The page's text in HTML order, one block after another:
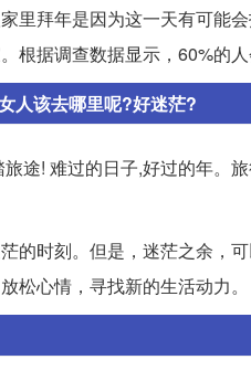
里拜年是因为这一天有可能
根据调查数据显示，60%的人
人该去哪里呢?好迷茫?
途! 难过的日子,好过的年。
的时刻。但是，迷茫之余，
松心情，寻找新的生活动力。